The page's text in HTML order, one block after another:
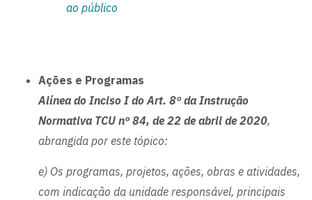
ao público
Ações e Programas
Alínea do Inciso I do Art. 8º da Instrução
Normativa TCU nº 84, de 22 de abril de 2020,
abrangida por este tópico:
e) Os programas, projetos, ações, obras e atividades,
com indicação da unidade responsável, principais